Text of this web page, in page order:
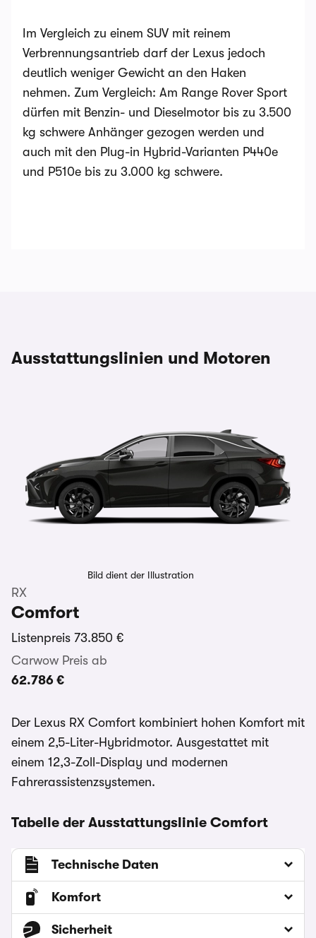
Im Vergleich zu einem SUV mit reinem
Verbrennungsantrieb darf der Lexus jedoch
deutlich weniger Gewicht an den Haken
nehmen. Zum Vergleich: Am Range Rover Sport
dürfen mit Benzin- und Dieselmotor bis zu 3.500
kg schwere Anhänger gezogen werden und
auch mit den Plug-in Hybrid-Varianten P440e
und P510e bis zu 3.000 kg schwere.
Ausstattungslinien und Motoren
Bild dient der Illustration
RX
Comfort
Listenpreis 73.850 €
Carwow Preis ab
62.786 €
Der Lexus RX Comfort kombiniert hohen Komfort mit
einem 2,5-Liter-Hybridmotor. Ausgestattet mit
einem 12,3-Zoll-Display und modernen
Fahrerassistenzsystemen.
Tabelle der Ausstattungslinie Comfort
Technische Daten
Komfort
Sicherheit